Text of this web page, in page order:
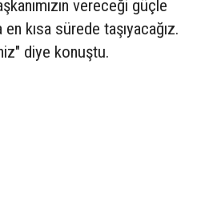
vereceği güçle
kısa sürede taşıyacağız.
diye konuştu.